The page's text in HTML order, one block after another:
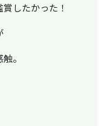
したかった！
。